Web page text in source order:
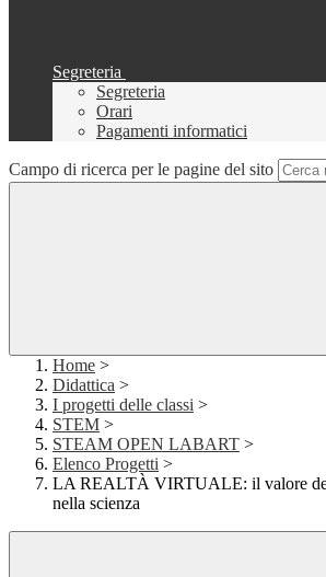
Segreteria
Segreteria
Orari
Pagamenti informatici
Campo di ricerca per le pagine del sito
Home >
Didattica >
I progetti delle classi >
STEM >
STEAM OPEN LABART >
Elenco Progetti >
LA REALTÀ VIRTUALE: il valore
nella scienza